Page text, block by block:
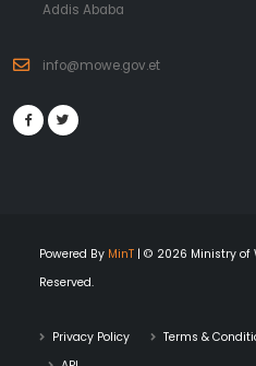
Addis Ababa
info@mowe.gov.et
Powered By MinT | © 2026 Ministry of
Reserved.
Privacy Policy Terms &